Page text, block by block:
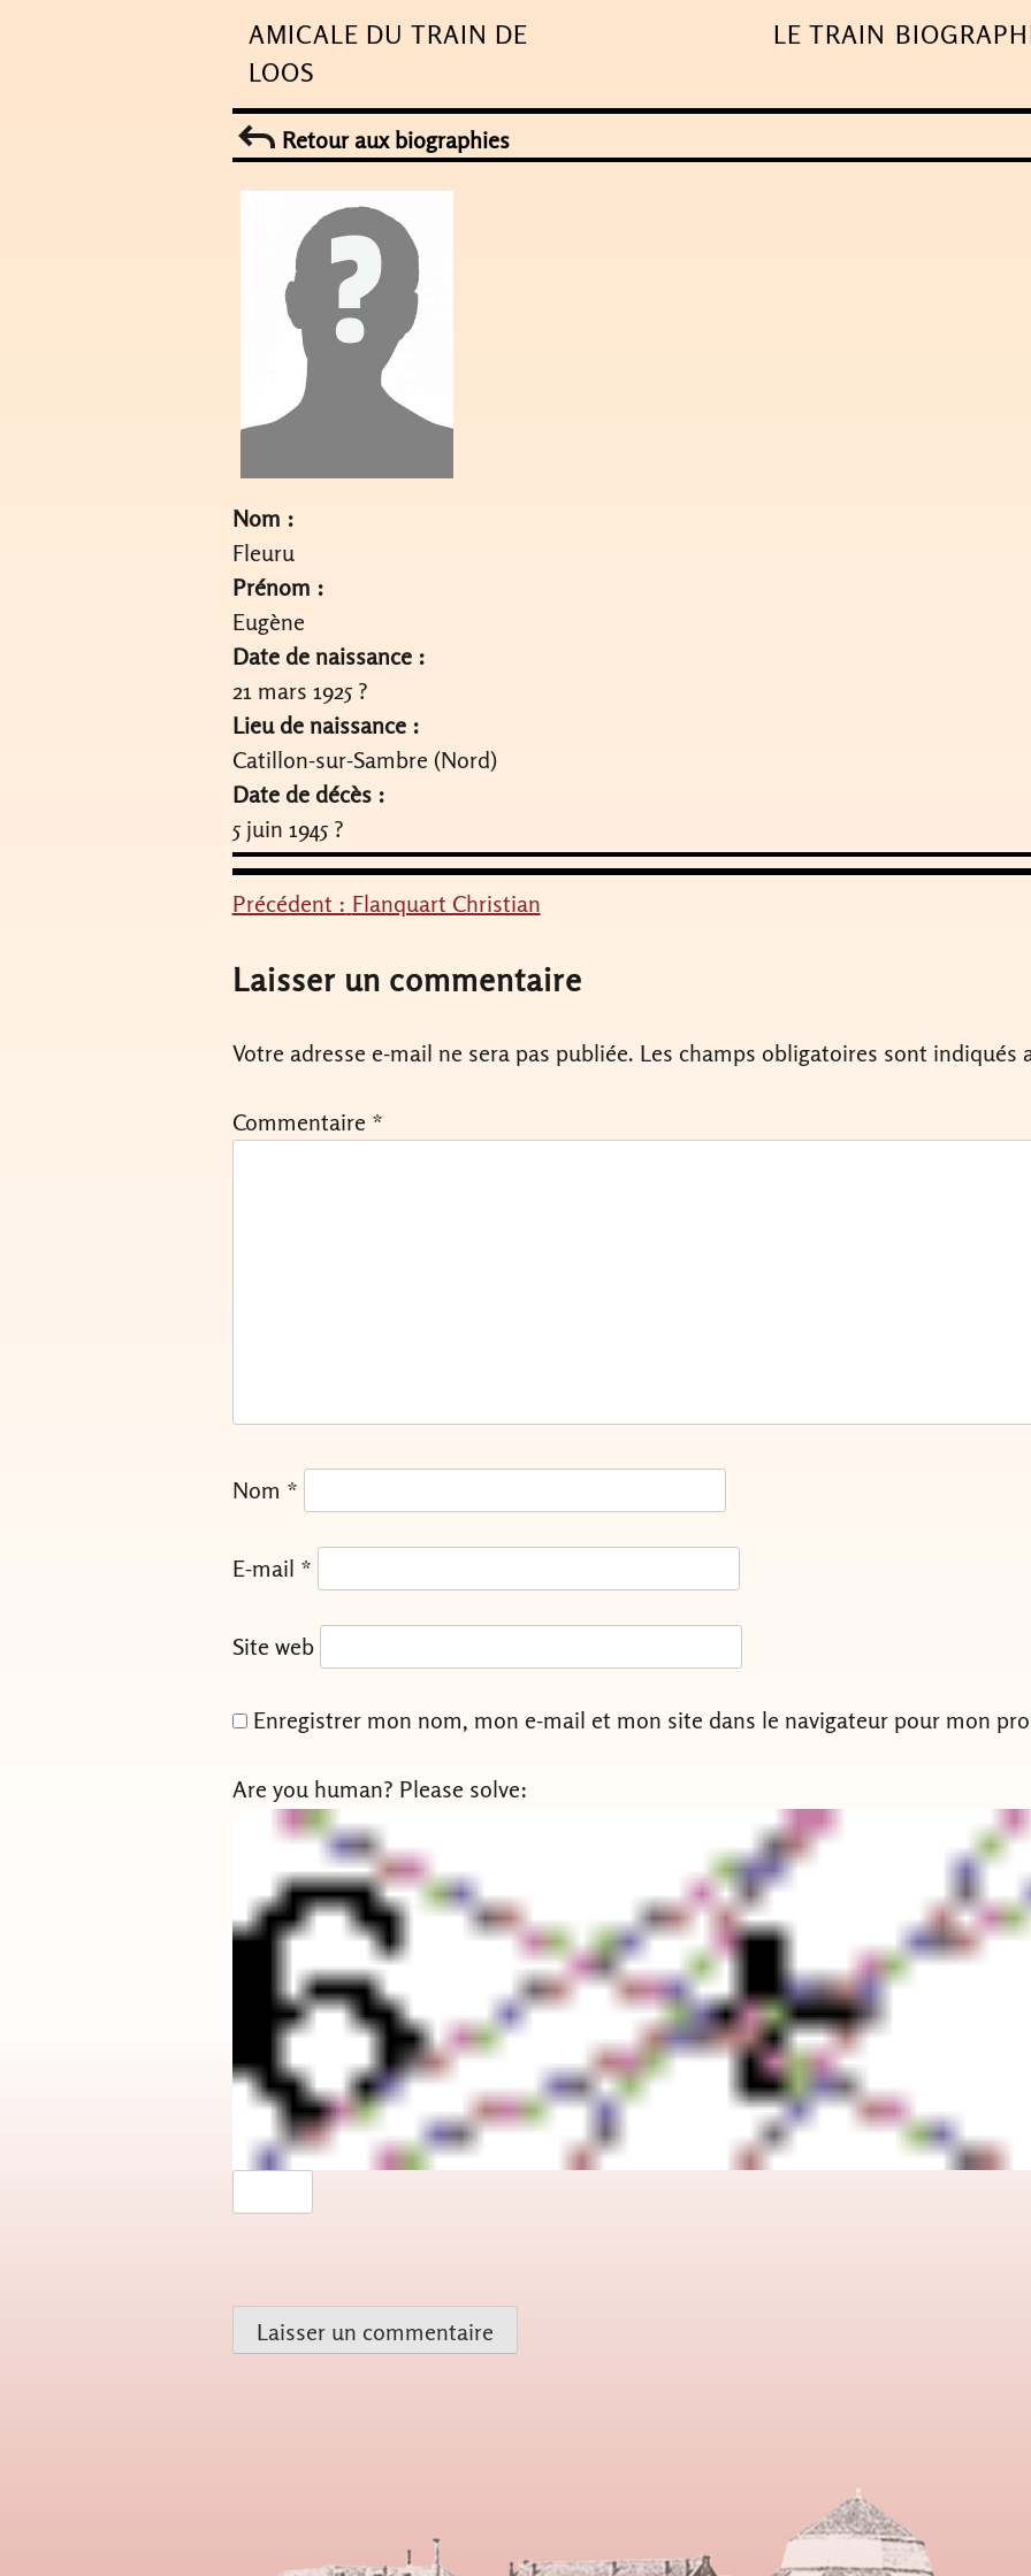
to
content
AMICALE DU TRAIN DE
LOOS
LE TRAIN
Retour aux biographies
Nom :
Fleuru
Prénom :
Eugène
Date de naissance :
21 mars 1925 ?
Lieu de naissance :
Catillon-sur-Sambre (Nord)
Date de décès :
5 juin 1945 ?
Navigation
de
Précédent : Flanquart Christian
Laisser un commentaire
Votre adresse e-mail ne sera pas publiée. Les champs obligatoires sont indiqués
Commentaire *
Nom *
E-mail *
Site web
Enregistrer mon nom, mon e-mail et mon site dans le navigateur pour mon
Are you human? Please solve: